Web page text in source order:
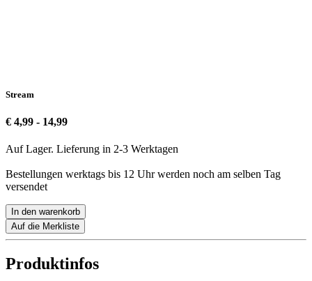
Stream
€ 4,99 - 14,99
Auf Lager. Lieferung in 2-3 Werktagen
Bestellungen werktags bis 12 Uhr werden noch am selben Tag
versendet
In den warenkorb
Auf die Merkliste
Produktinfos